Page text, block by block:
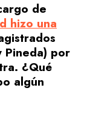
de
hizo una
Pineda) por
¿Qué
algún